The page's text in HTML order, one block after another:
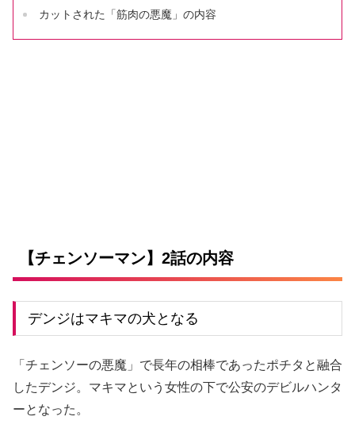
カットされた「筋肉の悪魔」の内容
【チェンソーマン】2話の内容
デンジはマキマの犬となる
「チェンソーの悪魔」で長年の相棒であったポチタと融合
したデンジ。マキマという女性の下で公安のデビルハンタ
ーとなった。